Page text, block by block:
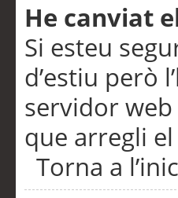
He canviat
Si esteu
d’estiu però
servidor
que arregli
Torna a